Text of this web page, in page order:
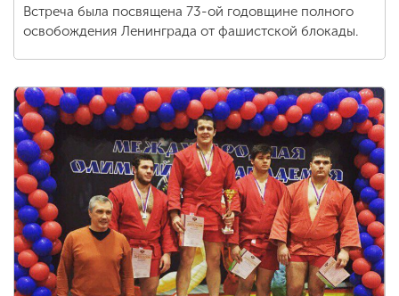
Встреча была посвящена 73-ой годовщине полного
освобождения Ленинграда от фашистской блокады.